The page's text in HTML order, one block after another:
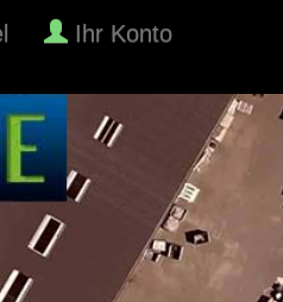
Ihr Konto